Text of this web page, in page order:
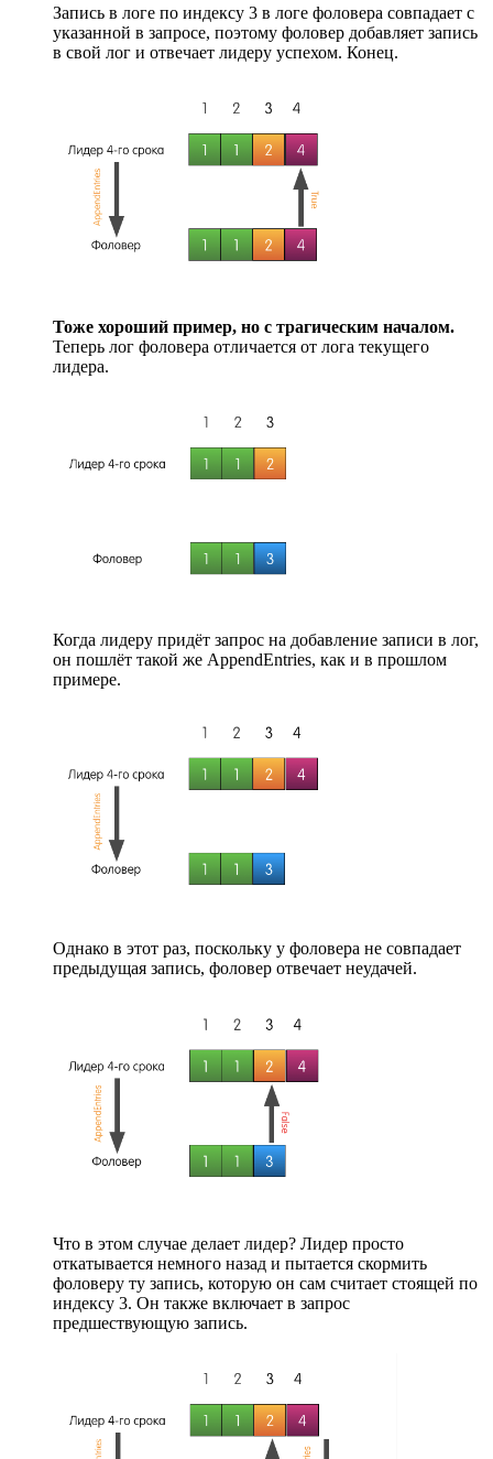
Запись в логе по индексу 3 в логе фоловера совпадает с
указанной в запросе, поэтому фоловер добавляет запись
в свой лог и отвечает лидеру успехом. Конец.
Тоже хороший пример, но с трагическим началом.
Теперь лог фоловера отличается от лога текущего
лидера.
Когда лидеру придёт запрос на добавление записи в лог,
он пошлёт такой же AppendEntries, как и в прошлом
примере.
Однако в этот раз, поскольку у фоловера не совпадает
предыдущая запись, фоловер отвечает неудачей.
Что в этом случае делает лидер? Лидер просто
откатывается немного назад и пытается скормить
фоловеру ту запись, которую он сам считает стоящей по
индексу 3. Он также включает в запрос
предшествующую запись.